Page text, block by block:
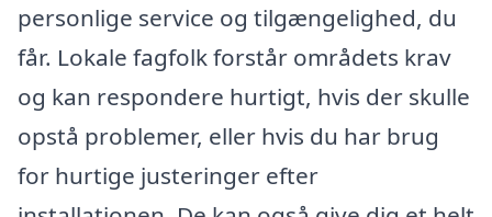
personlige service og tilgængelighed, du
får. Lokale fagfolk forstår områdets krav
og kan respondere hurtigt, hvis der skulle
opstå problemer, eller hvis du har brug
for hurtige justeringer efter